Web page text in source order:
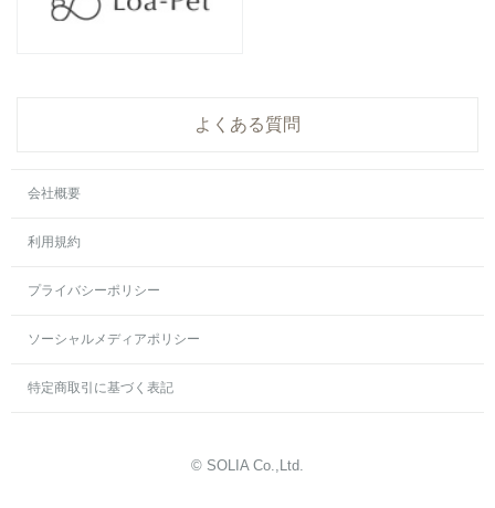
よくある質問
会社概要
利用規約
プライバシーポリシー
ソーシャルメディアポリシー
特定商取引に基づく表記
© SOLIA Co.,Ltd.